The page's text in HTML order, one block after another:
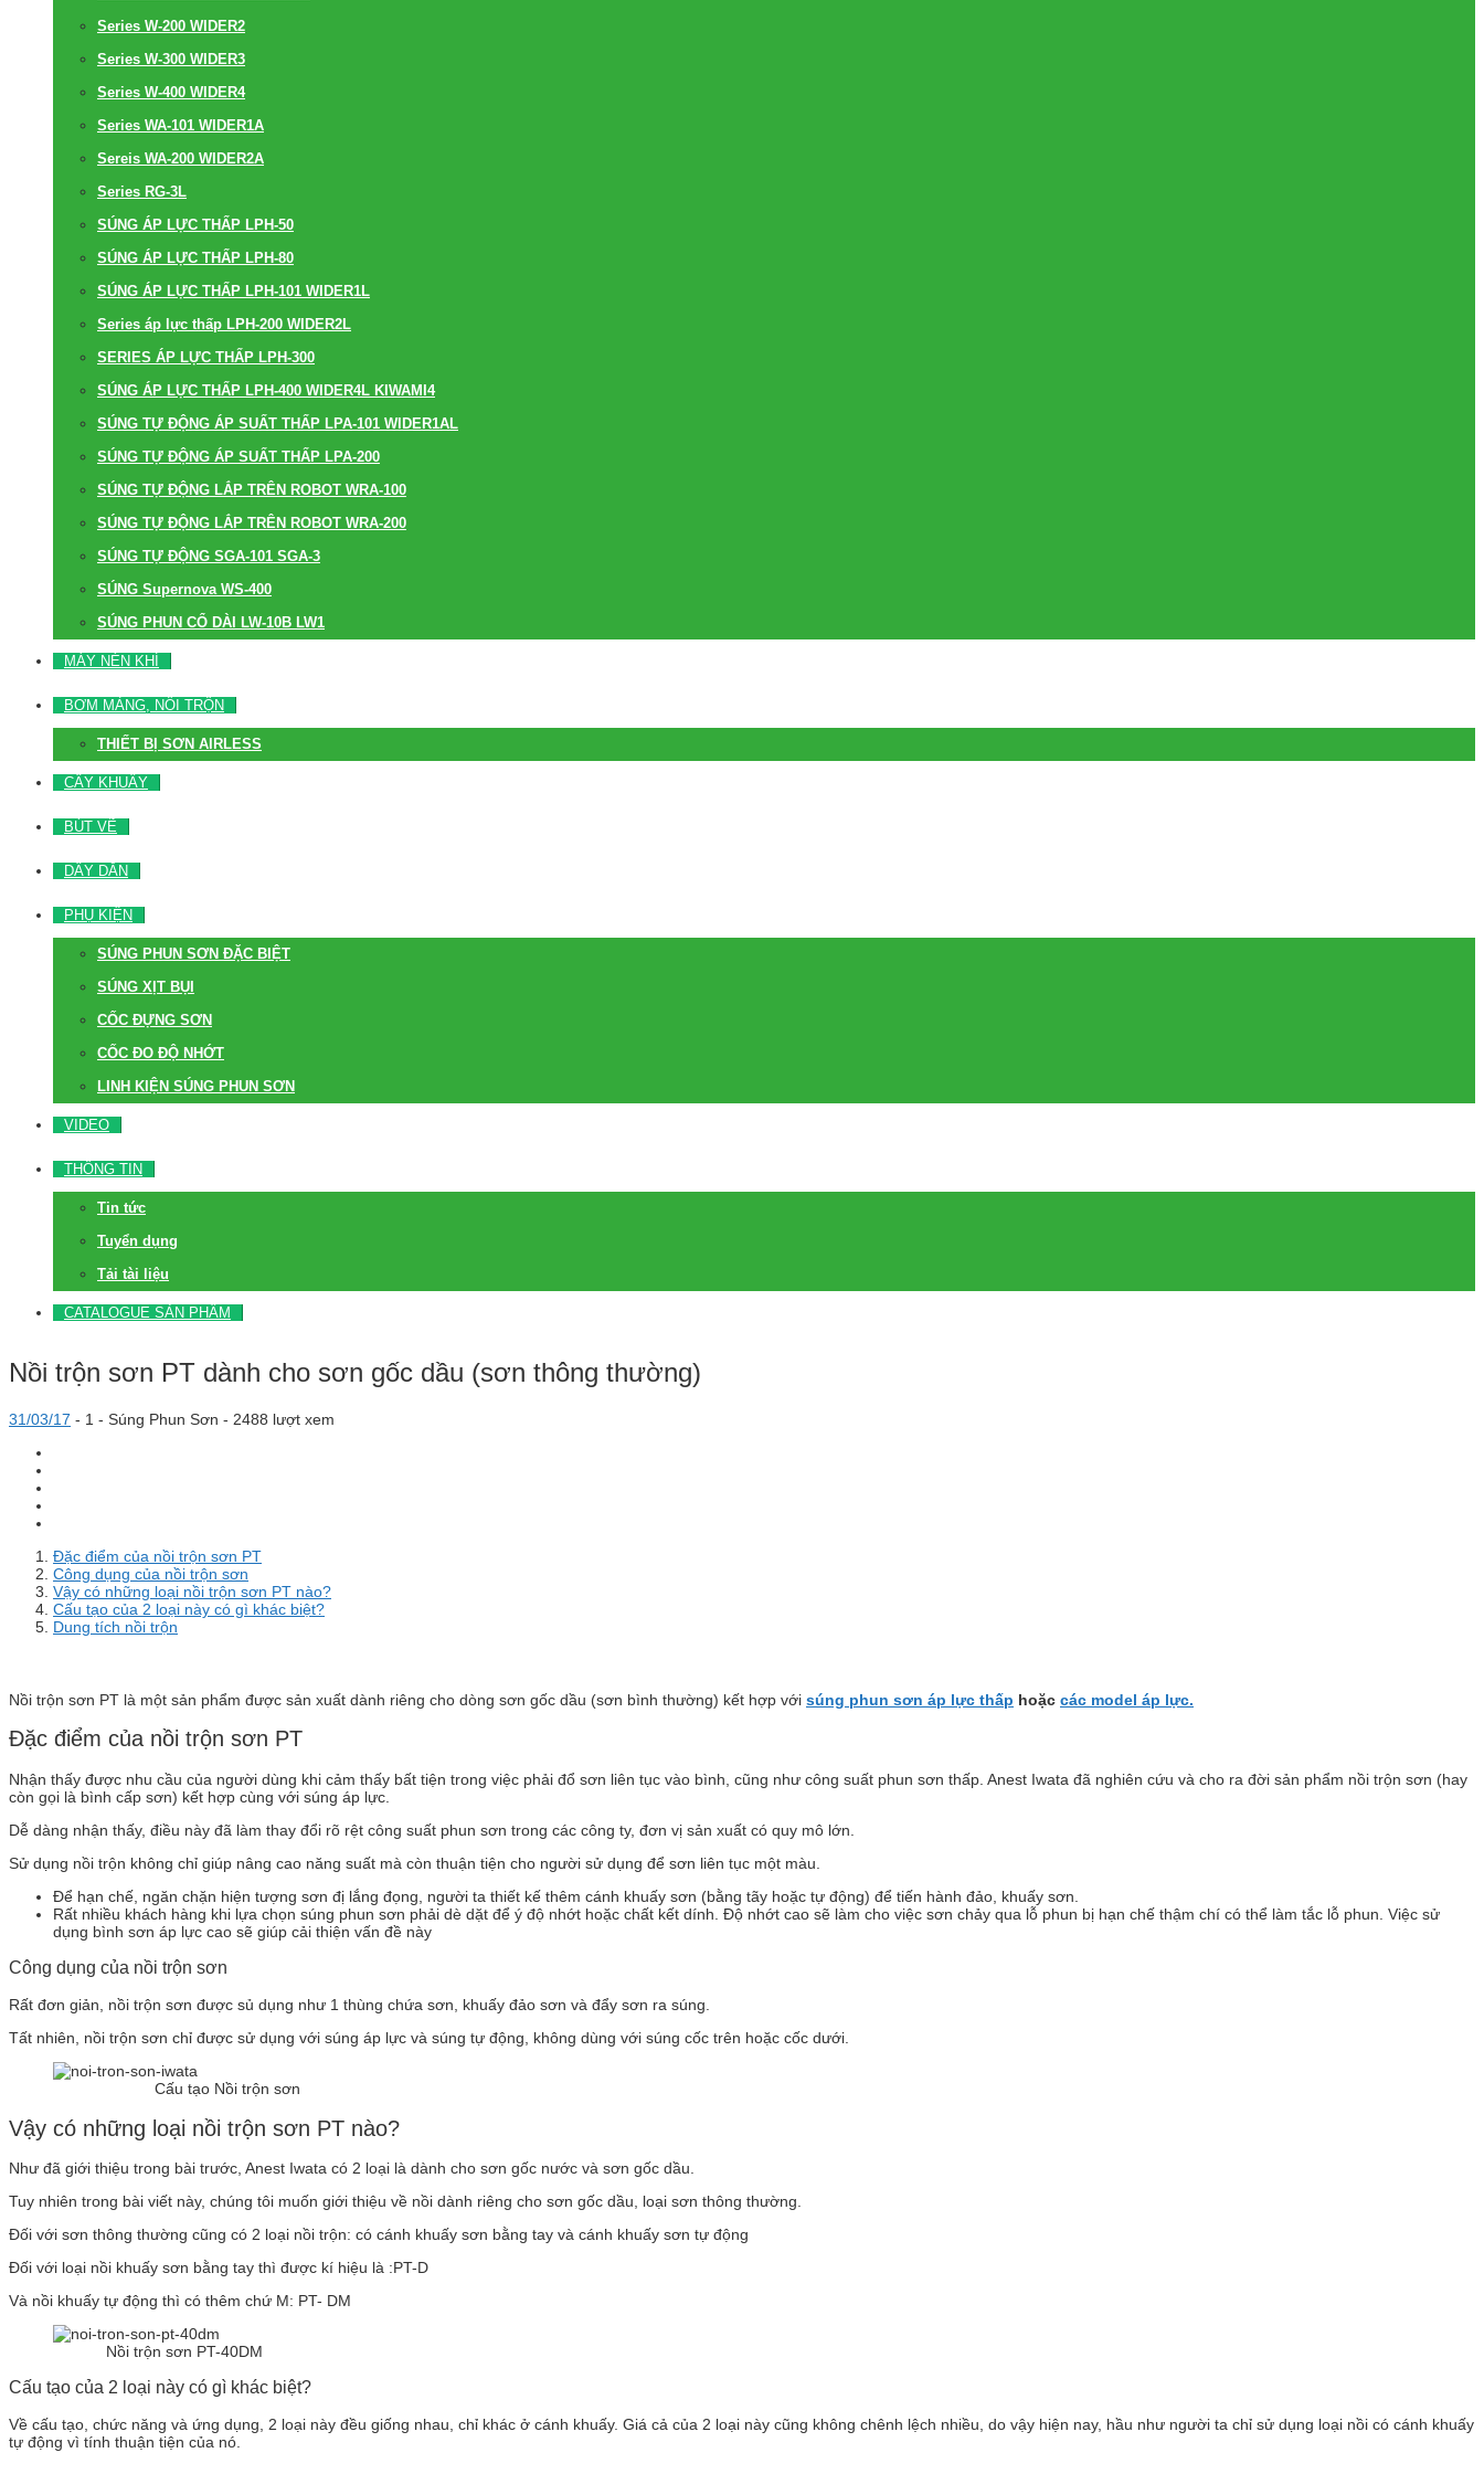
Series W-200 WIDER2
Series W-300 WIDER3
Series W-400 WIDER4
Series WA-101 WIDER1A
Sereis WA-200 WIDER2A
Series RG-3L
SÚNG ÁP LỰC THẤP LPH-50
SÚNG ÁP LỰC THẤP LPH-80
SÚNG ÁP LỰC THẤP LPH-101 WIDER1L
Series áp lực thấp LPH-200 WIDER2L
SERIES ÁP LỰC THẤP LPH-300
SÚNG ÁP LỰC THẤP LPH-400 WIDER4L KIWAMI4
SÚNG TỰ ĐỘNG ÁP SUẤT THẤP LPA-101 WIDER1AL
SÚNG TỰ ĐỘNG ÁP SUẤT THẤP LPA-200
SÚNG TỰ ĐỘNG LẮP TRÊN ROBOT WRA-100
SÚNG TỰ ĐỘNG LẮP TRÊN ROBOT WRA-200
SÚNG TỰ ĐỘNG SGA-101 SGA-3
SÚNG Supernova WS-400
SÚNG PHUN CỔ DÀI LW-10B LW1
MÁY NÉN KHÍ
BƠM MÀNG, NỒI TRỘN
THIẾT BỊ SƠN AIRLESS
CÂY KHUẤY
BÚT VẼ
DÂY DẪN
PHỤ KIỆN
SÚNG PHUN SƠN ĐẶC BIỆT
SÚNG XỊT BỤI
CỐC ĐỰNG SƠN
CỐC ĐO ĐỘ NHỚT
LINH KIỆN SÚNG PHUN SƠN
VIDEO
THÔNG TIN
Tin tức
Tuyển dụng
Tải tài liệu
CATALOGUE SẢN PHẨM
Nồi trộn sơn PT dành cho sơn gốc dầu (sơn thông thường)
31/03/17 - 1 - Súng Phun Sơn - 2488 lượt xem
Đặc điểm của nồi trộn sơn PT
Công dụng của nồi trộn sơn
Vậy có những loại nồi trộn sơn PT nào?
Cấu tạo của 2 loại này có gì khác biệt?
Dung tích nồi trộn
Nồi trộn sơn PT là một sản phẩm được sản xuất dành riêng cho dòng sơn gốc dầu (sơn bình thường) kết hợp với súng phun sơn áp lực thấp hoặc các model áp lực.
Đặc điểm của nồi trộn sơn PT
Nhận thấy được nhu cầu của người dùng khi cảm thấy bất tiện trong việc phải đổ sơn liên tục vào bình, cũng như công suất phun sơn thấp. Anest Iwata đã nghiên cứu và cho ra đời sản phẩm nồi trộn sơn (hay
còn gọi là bình cấp sơn) kết hợp cùng với súng áp lực.
Dễ dàng nhận thấy, điều này đã làm thay đổi rõ rệt công suất phun sơn trong các công ty, đơn vị sản xuất có quy mô lớn.
Sử dụng nồi trộn không chỉ giúp nâng cao năng suất mà còn thuận tiện cho người sử dụng để sơn liên tục một màu.
Để hạn chế, ngăn chặn hiện tượng sơn đị lắng đọng, người ta thiết kế thêm cánh khuấy sơn (bằng tãy hoặc tự động) để tiến hành đảo, khuấy sơn.
Rất nhiều khách hàng khi lựa chọn súng phun sơn phải dè dặt để ý độ nhớt hoặc chất kết dính. Độ nhớt cao sẽ làm cho việc sơn chảy qua lỗ phun bị hạn chế thậm chí có thể làm tắc lỗ phun. Việc sử
dụng bình sơn áp lực cao sẽ giúp cải thiện vấn đề này
Công dụng của nồi trộn sơn
Rất đơn giản, nồi trộn sơn được sủ dụng như 1 thùng chứa sơn, khuấy đảo sơn và đẩy sơn ra súng.
Tất nhiên, nồi trộn sơn chỉ được sử dụng với súng áp lực và súng tự động, không dùng với súng cốc trên hoặc cốc dưới.
Cấu tạo Nồi trộn sơn
Vậy có những loại nồi trộn sơn PT nào?
Như đã giới thiệu trong bài trước, Anest Iwata có 2 loại là dành cho sơn gốc nước và sơn gốc dầu.
Tuy nhiên trong bài viết này, chúng tôi muốn giới thiệu về nồi dành riêng cho sơn gốc dầu, loại sơn thông thường.
Đối với sơn thông thường cũng có 2 loại nồi trộn: có cánh khuấy sơn bằng tay và cánh khuấy sơn tự động
Đối với loại nồi khuấy sơn bằng tay thì được kí hiệu là :PT-D
Và nồi khuấy tự động thì có thêm chứ M: PT- DM
Nồi trộn sơn PT-40DM
Cấu tạo của 2 loại này có gì khác biệt?
Về cấu tạo, chức năng và ứng dụng, 2 loại này đều giống nhau, chỉ khác ở cánh khuấy. Giá cả của 2 loại này cũng không chênh lệch nhiều, do vậy hiện nay, hầu như người ta chỉ sử dụng loại nồi có cánh khuấy
tự động vì tính thuận tiện của nó.